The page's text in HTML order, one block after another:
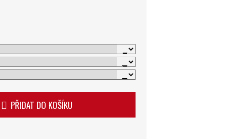
PŘIDAT DO KOŠÍKU